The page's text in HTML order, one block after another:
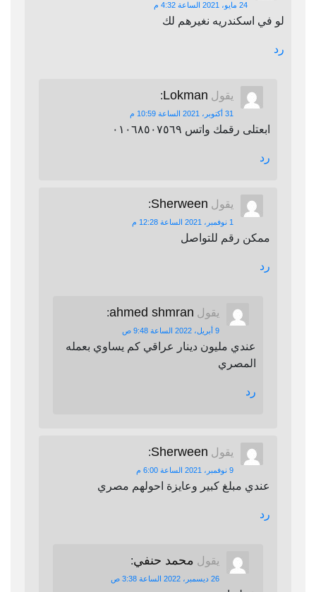
24 مايو، 2021 الساعة 4:32 م
لو في اسكندريه نغيرهم لك
رد
يقول Lokman
:
31 أكتوبر، 2021 الساعة 10:59 م
ابعتلى رقمك واتس ٠١٠٦٨٥٠٧٥٦٩
رد
يقول Sherween
:
1 نوفمبر، 2021 الساعة 12:28 م
ممكن رقم للتواصل
رد
يقول ahmed shmran
:
9 أبريل، 2022 الساعة 9:48 ص
عندي مليون دينار عراقي كم يساوي بعمله
المصري
رد
يقول Sherween
:
9 نوفمبر، 2021 الساعة 6:00 م
عندي مبلغ كبير وعايزة احولهم مصري
رد
يقول محمد حنفي:
26 ديسمبر، 2022 الساعة 3:38 ص